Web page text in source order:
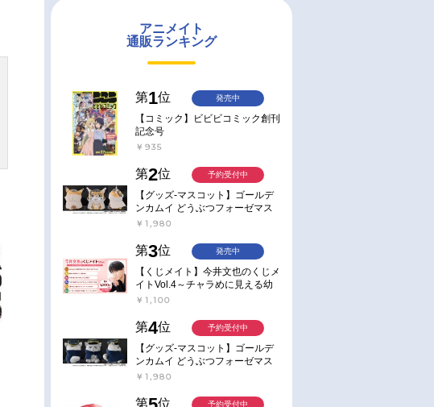
アニメイト
通販ランキング
第1位
【コミック】ビビビコミック創刊
記念号
￥935
発売中
第2位
【グッズ-マスコット】ゴールデ
ンカムイ どうぶつフォーゼマス
コット 4.尾形百之助【再販】
￥1,980
予約受付中
第3位
【くじメイト】今井文也のくじメ
イトVol.4～チャラめに見える幼
馴染、実は一途で独占欲が強いん
￥1,100
発売中
第4位
【グッズ-マスコット】ゴールデ
ンカムイ どうぶつフォーゼマス
コット 5.月島軍曹【再販】
￥1,980
予約受付中
第 位 予約受付中